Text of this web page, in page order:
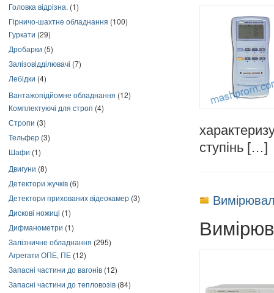
Головка відрізна. (1)
Гірничо-шахтне обладнання (100)
Гуркати (29)
Дробарки (5)
Залізовідділювачі (7)
Лебідки (4)
Вантажопідйомне обладнання (12)
Комплектуючі для строп (4)
Стропи (3)
Тельфер (3)
Шафи (1)
Двигуни (8)
Детектори жучків (6)
Детектори прихованих відеокамер (3)
Дискові ножиці (1)
Дифманометри (1)
Залізничне обладнання (295)
Агрегати ОПЕ, ПЕ (12)
Запасні частини до вагонів (12)
Запасні частини до тепловозів (84)
ступінь […]